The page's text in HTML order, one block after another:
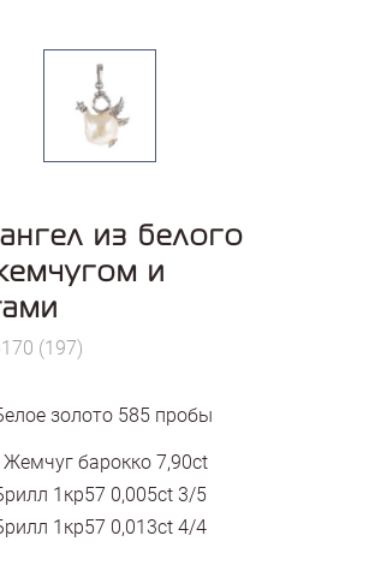
из белого
и
(197)
золото 585 пробы
барокко 7,90ct
1кр57 0,005ct 3/5
1кр57 0,013ct 4/4